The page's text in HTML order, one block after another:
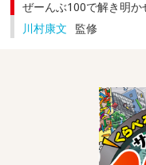
ぜーんぶ100で解き明か
川村康文
監修